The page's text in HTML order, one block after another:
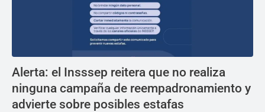
Alerta: el Insssep reitera que no realiza
ninguna campaña de reempadronamiento y
advierte sobre posibles estafas